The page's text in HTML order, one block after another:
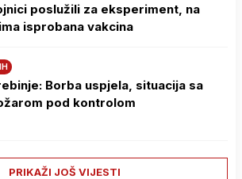
poslužili za eksperiment, na
isprobana vakcina
Borba uspjela, situacija sa
pod kontrolom
PRIKAŽI JOŠ VIJESTI